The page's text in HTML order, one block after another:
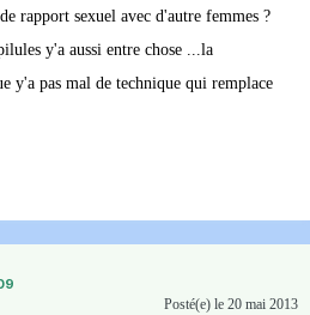
rapport sexuel avec d'autre femmes ?
y'a aussi entre chose ...la
y'a pas mal de technique qui remplace
Posté(e) le 20 mai 2013